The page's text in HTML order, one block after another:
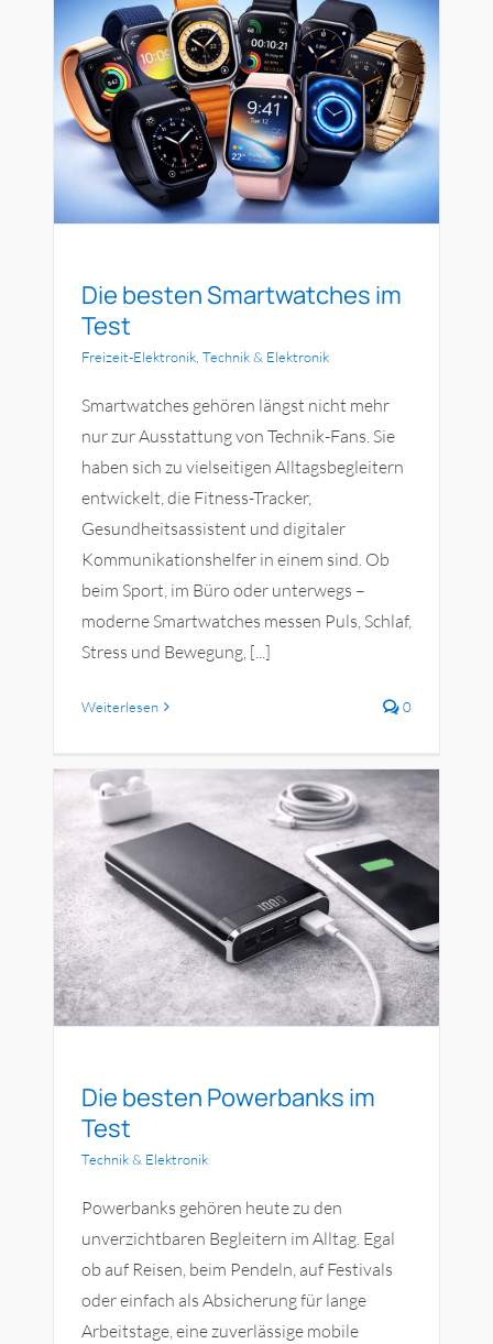
Die besten Smartwatches im
Test
Freizeit-Elektronik, Technik & Elektronik
Smartwatches gehören längst nicht mehr
nur zur Ausstattung von Technik-Fans. Sie
haben sich zu vielseitigen Alltagsbegleitern
entwickelt, die Fitness-Tracker,
Gesundheitsassistent und digitaler
Kommunikationshelfer in einem sind. Ob
beim Sport, im Büro oder unterwegs –
moderne Smartwatches messen Puls, Schlaf,
Stress und Bewegung, [...]
Weiterlesen 0
Die besten Powerbanks im
Test
Technik & Elektronik
Powerbanks gehören heute zu den
unverzichtbaren Begleitern im Alltag. Egal
ob auf Reisen, beim Pendeln, auf Festivals
oder einfach als Absicherung für lange
Arbeitstage, eine zuverlässige mobile